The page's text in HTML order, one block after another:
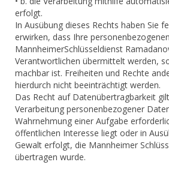
erfolgt.
In Ausübung dieses Rechts haben Sie
erwirken, dass Ihre
MannheimerSchlüsseldienst
Verantwortlichen übermittelt werden,
machbar ist. Freiheiten und Rechte
hierdurch nicht beeinträchtigt werden.
Das Recht auf Datenübertragbarkeit
Verarbeitung personenbezogener
Wahrnehmung einer Aufgabe
öffentlichen Interesse liegt oder in
Gewalt erfolgt, die Mannheimer
übertragen wurde.